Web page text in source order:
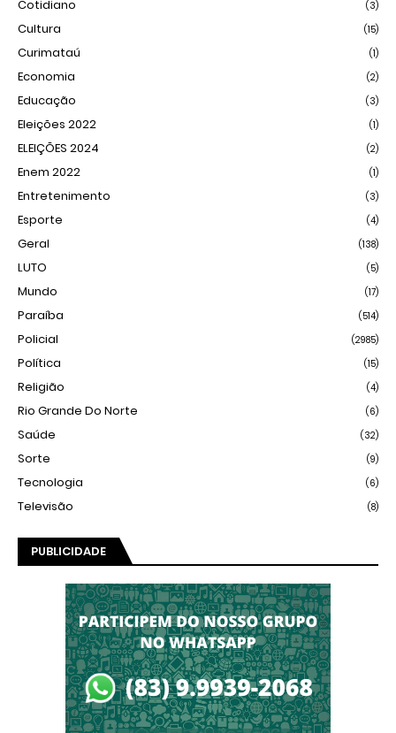
Cotidiano (3)
Cultura (15)
Curimataú (1)
Economia (2)
Educação (3)
Eleições 2022 (1)
ELEIÇÕES 2024 (2)
Enem 2022 (1)
Entretenimento (3)
Esporte (4)
Geral (138)
LUTO (5)
Mundo (17)
Paraíba (514)
Policial (2985)
Política (15)
Religião (4)
Rio Grande Do Norte (6)
Saúde (32)
Sorte (9)
Tecnologia (6)
Televisão (8)
PUBLICIDADE